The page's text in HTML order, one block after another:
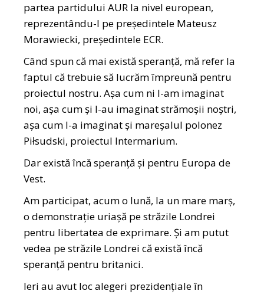
partea partidului AUR la nivel european,
reprezentându-l pe președintele Mateusz
Morawiecki, președintele ECR.
Când spun că mai există speranță, mă refer la
faptul că trebuie să lucrăm împreună pentru
proiectul nostru. Așa cum ni l-am imaginat
noi, așa cum și l-au imaginat strămoșii noștri,
așa cum l-a imaginat și mareșalul polonez
Piłsudski, proiectul Intermarium.
Dar există încă speranță și pentru Europa de
Vest.
Am participat, acum o lună, la un mare marș,
o demonstrație uriașă pe străzile Londrei
pentru libertatea de exprimare. Și am putut
vedea pe străzile Londrei că există încă
speranță pentru britanici.
Ieri au avut loc alegeri prezidențiale în